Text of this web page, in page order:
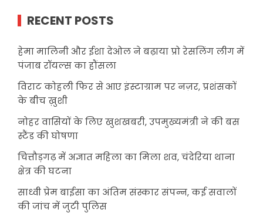
RECENT POSTS
हेमा मालिनी और ईशा देओल ने बढ़ाया प्रो रेसलिंग लीग में
पंजाब रॉयल्स का हौंसला
विराट कोहली फिर से आए इंस्टाग्राम पर नज़र, प्रशंसकों
के बीच ख़ुशी
नोहर वासियों के लिए खुशखबरी, उपमुख्यमंत्री ने की बस
स्टैंड की घोषणा
चित्तौड़गढ़ में अज्ञात महिला का मिला शव, चंदेरिया थाना
क्षेत्र की घटना
साध्वी प्रेम बाईसा का अंतिम संस्कार संपन्न, कई सवालों
की जांच में जुटी पुलिस